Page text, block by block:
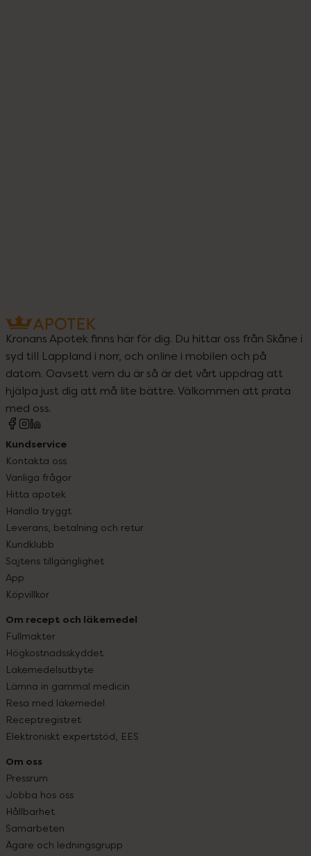
Kronans Apotek finns här för dig. Du hittar oss från Skåne i
syd till Lappland i norr, och online i mobilen och på
datorn. Oavsett vem du är så är det vårt uppdrag att
hjälpa just dig att må lite bättre. Välkommen att prata
med oss.
Kundservice
Kontakta oss
Vanliga frågor
Hitta apotek
Handla tryggt
Leverans, betalning och retur
Kundklubb
Sajtens tillgänglighet
App
Köpvillkor
Om recept och läkemedel
Fullmakter
Högkostnadsskyddet
Läkemedelsutbyte
Lämna in gammal medicin
Resa med läkemedel
Receptregistret
Elektroniskt expertstöd, EES
Om oss
Pressrum
Jobba hos oss
Hållbarhet
Samarbeten
Ägare och ledningsgrupp